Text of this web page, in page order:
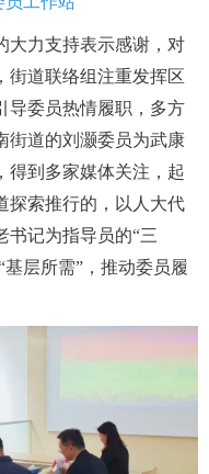
大力支持表示感谢，对
街道联络组注重发挥区
导委员热情履职，多方
街道的刘灏委员为武康
得到多家媒体关注，起
探索推行的，以人大代
书记为指导员的“三
基层所需”，推动委员履